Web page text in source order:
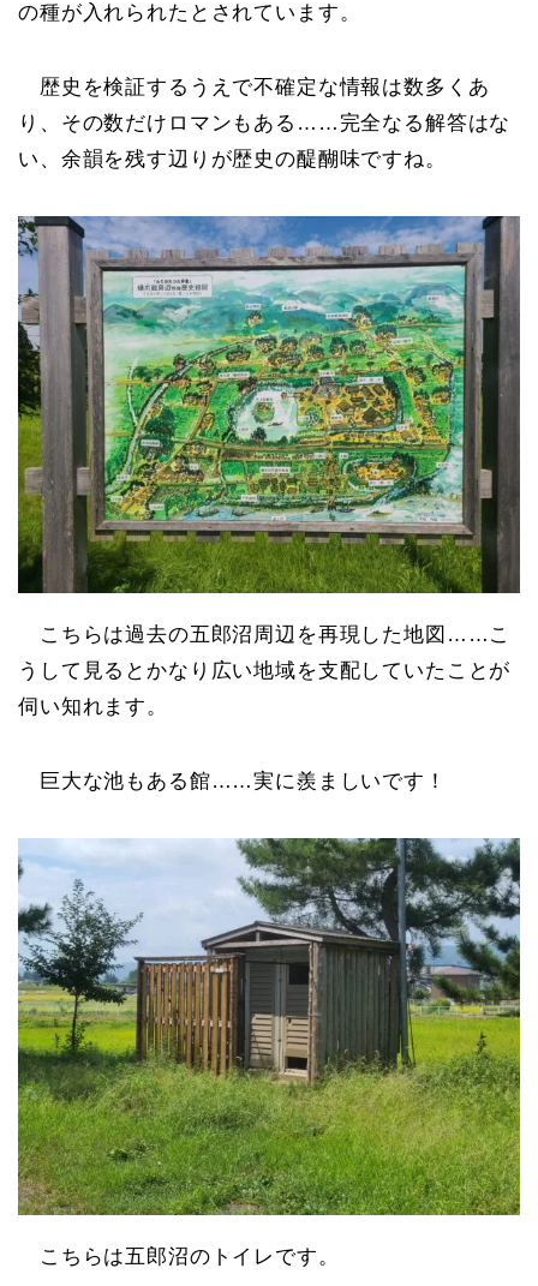
の種が入れられたとされています。
歴史を検証するうえで不確定な情報は数多くあ
り、その数だけロマンもある……完全なる解答はな
い、余韻を残す辺りが歴史の醍醐味ですね。
こちらは過去の五郎沼周辺を再現した地図……こ
うして見るとかなり広い地域を支配していたことが
伺い知れます。
巨大な池もある館……実に羨ましいです！
こちらは五郎沼のトイレです。